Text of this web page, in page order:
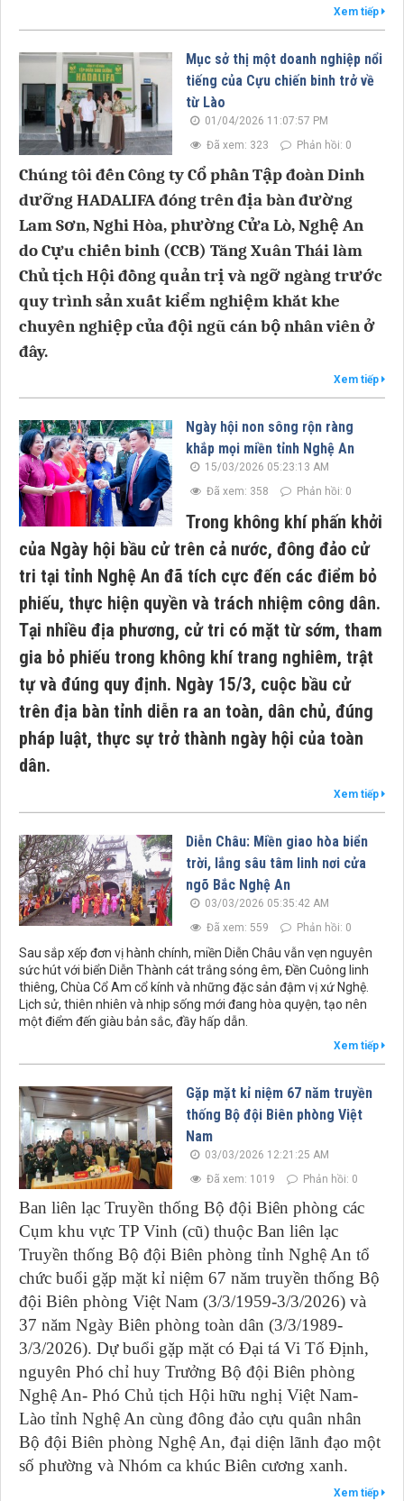
Xem tiếp
Mục sở thị một doanh nghiệp nổi
tiếng của Cựu chiến binh trở về
từ Lào
01/04/2026 11:07:57 PM
Đã xem: 323
Phản hồi: 0
Chúng tôi đến Công ty Cổ phần Tập đoàn Dinh
dưỡng HADALIFA đóng trên địa bàn đường
Lam Sơn, Nghi Hòa, phường Cửa Lò, Nghệ An
do Cựu chiến binh (CCB) Tăng Xuân Thái làm
Chủ tịch Hội đồng quản trị và ngỡ ngàng trước
quy trình sản xuất kiểm nghiệm khắt khe
chuyên nghiệp của đội ngũ cán bộ nhân viên ở
đây.
Xem tiếp
Ngày hội non sông rộn ràng
khắp mọi miền tỉnh Nghệ An
15/03/2026 05:23:13 AM
Đã xem: 358
Phản hồi: 0
Trong không khí phấn khởi
của Ngày hội bầu cử trên cả nước, đông đảo cử
tri tại tỉnh Nghệ An đã tích cực đến các điểm bỏ
phiếu, thực hiện quyền và trách nhiệm công dân.
Tại nhiều địa phương, cử tri có mặt từ sớm, tham
gia bỏ phiếu trong không khí trang nghiêm, trật
tự và đúng quy định. Ngày 15/3, cuộc bầu cử
trên địa bàn tỉnh diễn ra an toàn, dân chủ, đúng
pháp luật, thực sự trở thành ngày hội của toàn
dân.
Xem tiếp
Diễn Châu: Miền giao hòa biển
trời, lắng sâu tâm linh nơi cửa
ngõ Bắc Nghệ An
03/03/2026 05:35:42 AM
Đã xem: 559
Phản hồi: 0
Sau sắp xếp đơn vị hành chính, miền Diễn Châu vẫn vẹn nguyên
sức hút với biển Diễn Thành cát trắng sóng êm, Đền Cuông linh
thiêng, Chùa Cổ Am cổ kính và những đặc sản đậm vị xứ Nghệ.
Lịch sử, thiên nhiên và nhịp sống mới đang hòa quyện, tạo nên
một điểm đến giàu bản sắc, đầy hấp dẫn.
Xem tiếp
Gặp mặt kỉ niệm 67 năm truyền
thống Bộ đội Biên phòng Việt
Nam
03/03/2026 12:21:25 AM
Đã xem: 1019
Phản hồi: 0
Ban liên lạc Truyền thống Bộ đội Biên phòng các
Cụm khu vực TP Vinh (cũ) thuộc Ban liên lạc
Truyền thống Bộ đội Biên phòng tỉnh Nghệ An tổ
chức buổi gặp mặt kỉ niệm 67 năm truyền thống Bộ
đội Biên phòng Việt Nam (3/3/1959-3/3/2026) và
37 năm Ngày Biên phòng toàn dân (3/3/1989-
3/3/2026). Dự buổi gặp mặt có Đại tá Vi Tố Định,
nguyên Phó chỉ huy Trưởng Bộ đội Biên phòng
Nghệ An- Phó Chủ tịch Hội hữu nghị Việt Nam-
Lào tỉnh Nghệ An cùng đông đảo cựu quân nhân
Bộ đội Biên phòng Nghệ An, đại diện lãnh đạo một
số phường và Nhóm ca khúc Biên cương xanh.
Xem tiếp